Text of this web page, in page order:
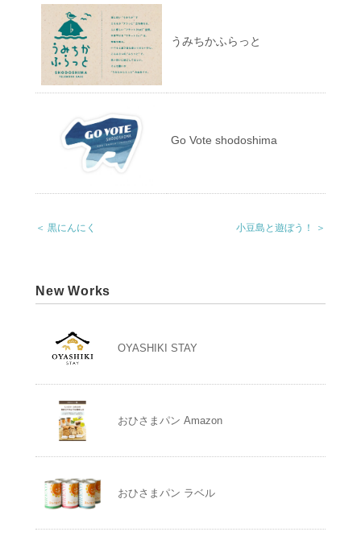
うみちかふらっと
Go Vote shodoshima
＜ 黒にんにく 小豆島と遊ぼう！ ＞
New Works
OYASHIKI STAY
おひさまパン Amazon
おひさまパン ラベル